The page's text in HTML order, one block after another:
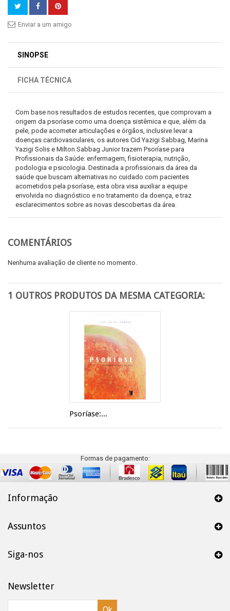
Enviar a um amigo
SINOPSE
FICHA TÉCNICA
Com base nos resultados de estudos recentes, que comprovam a
origem da psoríase como uma doença sistêmica e que, além da
pele, pode acometer articulações e órgãos, inclusive levar a
doenças cardiovasculares, os autores Cid Yazigi Sabbag, Marina
Yazigi Solis e Milton Sabbag Junior trazem Psoríase para
Profissionais da Saúde: enfermagem, fisioterapia, nutrição,
podologia e psicologia. Destinada a profissionais da área da
saúde que buscam alternativas no cuidado com pacientes
acometidos pela psoríase, esta obra visa auxiliar a equipe
envolvida no diagnóstico e no tratamento da doença, e traz
esclarecimentos sobre as novas descobertas da área.
COMENTÁRIOS
Nenhuma avaliação de cliente no momento.
1 OUTROS PRODUTOS DA MESMA CATEGORIA:
Psoríase:...
Formas de pagamento:
Informação
Assuntos
Siga-nos
Newsletter